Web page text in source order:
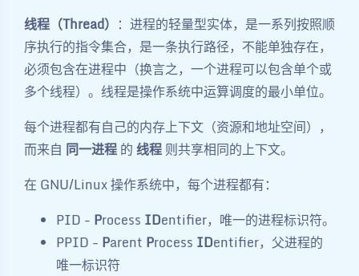
线程（Thread） ：进程的轻量型实体，是一系列按照顺
序执行的指令集合，是一条执行路径，不能单独存在，
必须包含在进程中（换言之，一个进程可以包含单个或
多个线程）。线程是操作系统中运算调度的最小单位。
每个进程都有自己的内存上下文（资源和地址空间），
而来自 同一进程的 线程则共享相同的上下文。
在 GNU/Linux 操作系统中，每个进程都有：
PID - Process IDentifier，唯一的进程标识符。
PPID - Parent Process IDentifier，父进程的
唯一标识符